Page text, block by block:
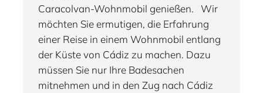
Caracolvan-Wohnmobil genießen. Wir
möchten Sie ermutigen, die Erfahrung
einer Reise in einem Wohnmobil entlang
der Küste von Cádiz zu machen. Dazu
müssen Sie nur Ihre Badesachen
mitnehmen und in den Zug nach Cádiz